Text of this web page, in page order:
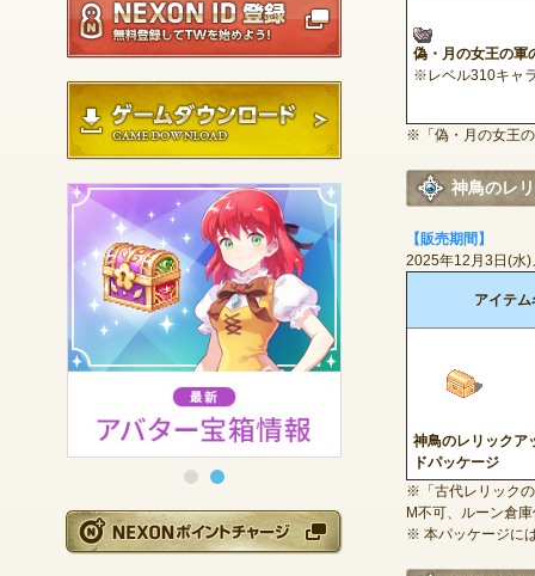
NEXONポイントチ
偽・月の女王の軍
※レベル310キャ
※「偽・月の女王
神鳥のレ
【販売期間】
2025年12月3日(水
アイテム
神鳥のレリックア
ドパッケージ
※「古代レリック
M不可、ルーン倉
※ 本パッケージに